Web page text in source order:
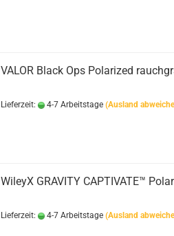
VALOR Black Ops Polarized
Lieferzeit: 4-7 Arbeitstage (Ausland
WileyX GRAVITY CAPTIVATE™
Lieferzeit: 4-7 Arbeitstage (Ausland